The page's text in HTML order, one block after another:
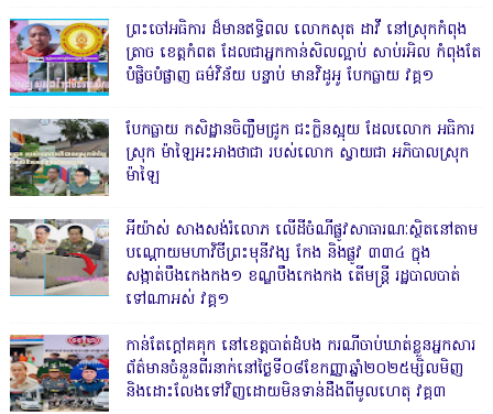
ព្រះចៅអធិការ ដ៏មានឥទ្ធិពល លោកសុត ដាវី នៅស្រុកកំពុង
ត្រាច ខេត្តកំពត ដែលជាអ្នកកាន់សិលល្អាប់ សាប់រអិល កំពុងតែ
បំផ្លិចបំផ្លាញ ធម៌វិន័យ បន្ទាប់ មានវិដូអូ បែកធ្លាយ វគ្គ១
បែកធ្លាយ កសិដ្ឋានចិញ្ចឹមជ្រូក ជះក្លិនស្អុយ ដែលលោក អធិការ
ស្រុក ម៉ាឡៃអះអាងថាជា របស់លោក ស្វាយជា អភិបាលស្រុក
ម៉ាឡៃ
អីយ៉ាស់ សាងសង់រំលោភ លើដីចំណីផ្លូវសាធារណៈស្ថិតនៅតាម
បណ្ដោយមហាវិថីព្រះមុនីវង្ស កែង និងផ្លូវ ៣៣៤ ក្នុង
សង្កាត់បឹងកេងកង១ ខណ្ឌបឹងកេងកង តើមន្ត្រី រដ្ឋបាលបាត់
ទៅណាអស់ វគ្គ១
កាន់តែក្តៅគគុក នៅខេត្តបាត់ដំបង ករណីចាប់ឃាត់ខ្លួនអ្នកសារ
ព័ត៌មានចំនួនពីរនាក់នៅថ្ងៃទី០៨ខែកញ្ញាឆ្នាំ២០២៥ម្សិលមិញ
និងដោះលែងទៅវិញដោយមិនទាន់ដឹងពីមូលហេតុ វគ្គ៣